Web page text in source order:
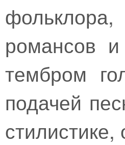
романсов
тембром
подачей